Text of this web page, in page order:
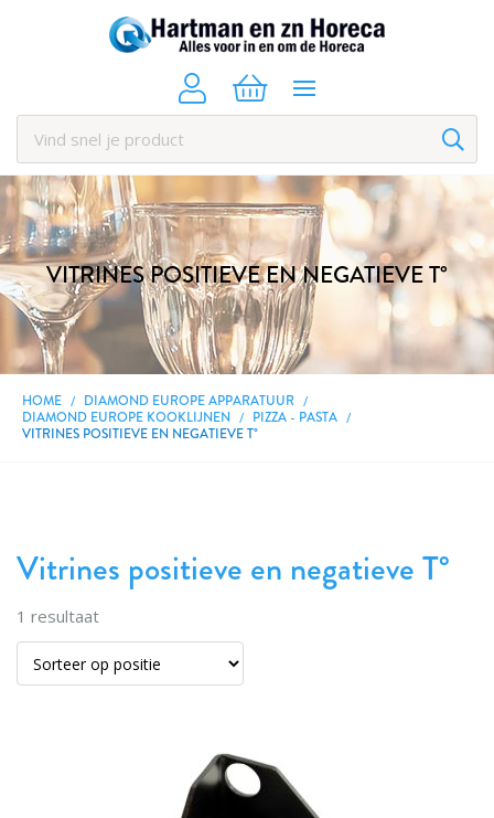
VITRINES POSITIEVE EN NEGATIEVE T°
HOME
DIAMOND EUROPE APPARATUUR
DIAMOND EUROPE KOOKLIJNEN
PIZZA - PASTA
VITRINES POSITIEVE EN NEGATIEVE T°
Vitrines positieve en negatieve T°
1 resultaat